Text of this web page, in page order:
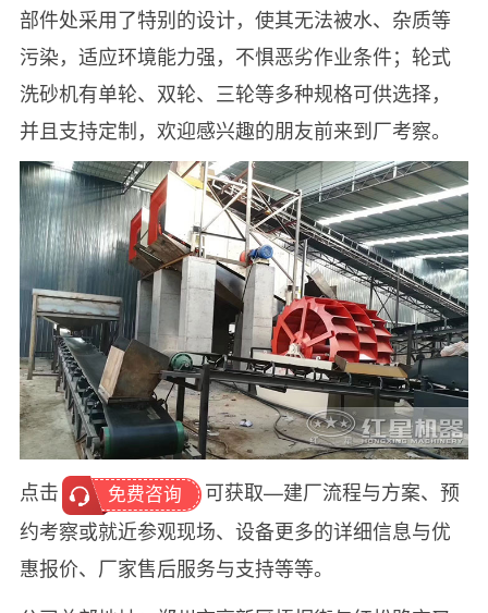
部件处采用了特别的设计，使其无法被水、杂质等
污染，适应环境能力强，不惧恶劣作业条件；轮式
洗砂机有单轮、双轮、三轮等多种规格可供选择，
并且支持定制，欢迎感兴趣的朋友前来到厂考察。
点击 免费咨询
可获取—建厂流程与方案、预
约考察或就近参观现场、设备更多的详细信息与优
惠报价、厂家售后服务与支持等等。